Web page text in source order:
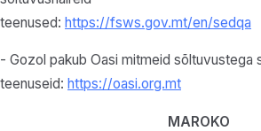
teenused: https://fsws.gov.mt/en/sedqa
- Gozol pakub Oasi mitmeid sõltuvustega
teenuseid: https://oasi.org.mt
MAROKO